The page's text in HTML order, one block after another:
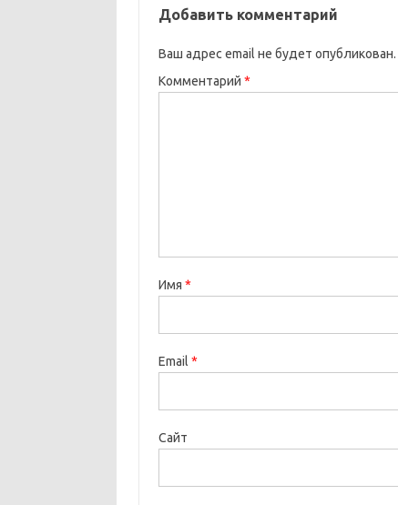
Добавить комментарий
Ваш адрес email не будет опубликован.
Комментарий *
Имя *
Email *
Сайт